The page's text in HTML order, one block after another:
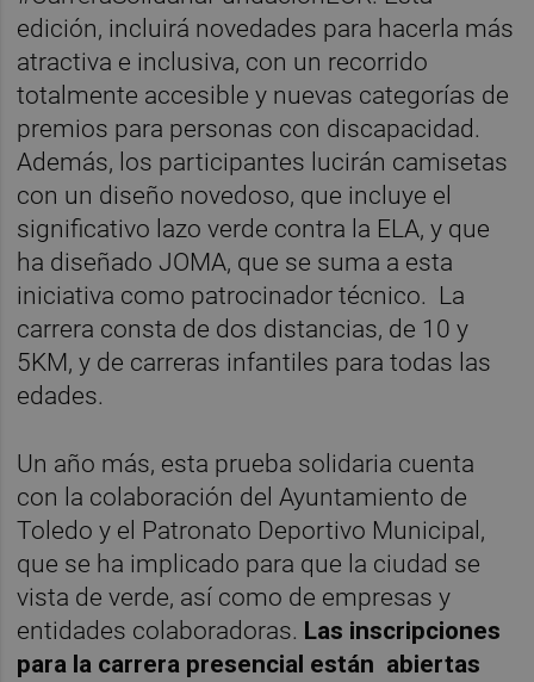
edición, incluirá novedades para hacerla más
atractiva e inclusiva, con un recorrido
totalmente accesible y nuevas categorías de
premios para personas con discapacidad.
Además, los participantes lucirán camisetas
con un diseño novedoso, que incluye el
significativo lazo verde contra la ELA, y que
ha diseñado JOMA, que se suma a esta
iniciativa como patrocinador técnico. La
carrera consta de dos distancias, de 10 y
5KM, y de carreras infantiles para todas las
edades.
Un año más, esta prueba solidaria cuenta
con la colaboración del Ayuntamiento de
Toledo y el Patronato Deportivo Municipal,
que se ha implicado para que la ciudad se
vista de verde, así como de empresas y
entidades colaboradoras. Las inscripciones
para la carrera presencial están abiertas